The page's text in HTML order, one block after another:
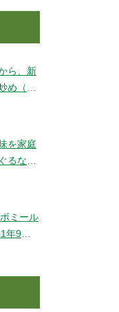
ら、新
め（銚
を家庭
るなび
ミール
9月9